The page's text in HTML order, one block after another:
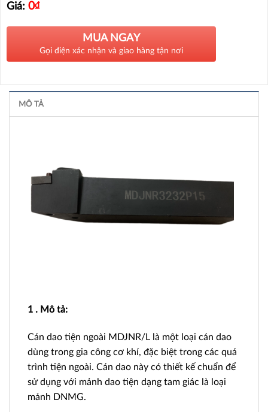
Giá: 0₫
MUA NGAY
Gọi điện xác nhận và giao hàng tận nơi
MÔ TẢ
1 . Mô tả:
Cán dao tiện ngoài MDJNR/L là một loại cán dao
dùng trong gia công cơ khí, đặc biệt trong các quá
trình tiện ngoài. Cán dao này có thiết kế chuẩn để
sử dụng với mảnh dao tiện dạng tam giác là loại
mảnh DNMG.